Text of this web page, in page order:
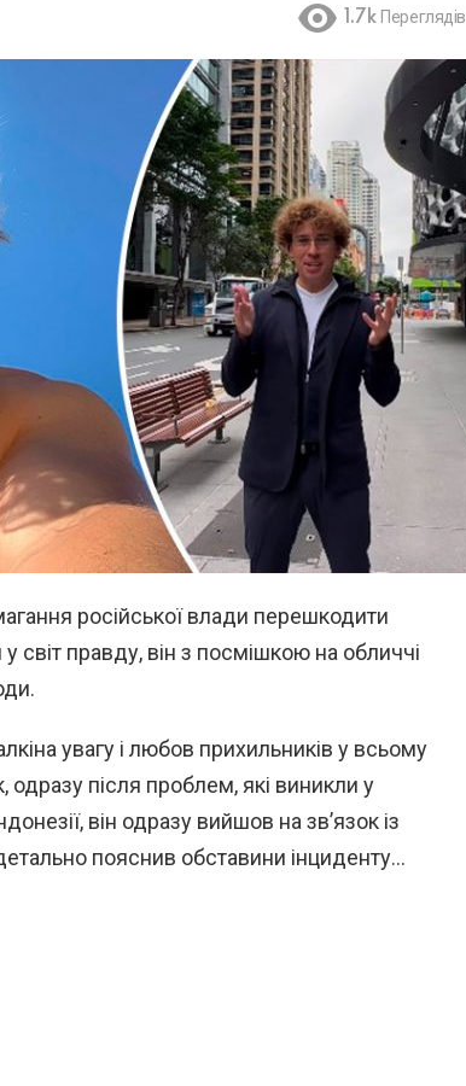
1.7k Переглядів
російської влади перешкодити
світ правду, він з посмішкою на обличчі
увагу і любов прихильників у всьому
одразу після проблем, які виникли у
він одразу вийшов на зв’язок із
пояснив обставини інциденту…